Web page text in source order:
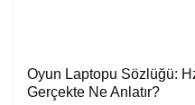
Oyun Laptopu Sözlüğü:
Gerçekte Ne Anlatır?